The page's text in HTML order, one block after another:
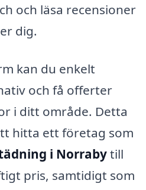
och läsa recensioner
dig.
kan du enkelt
och få offerter
i ditt område. Detta
hitta ett företag som
i Norrabytill
pris, samtidigt som